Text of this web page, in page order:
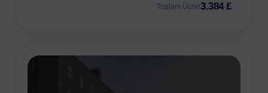
Toplam Ücret3.384 £